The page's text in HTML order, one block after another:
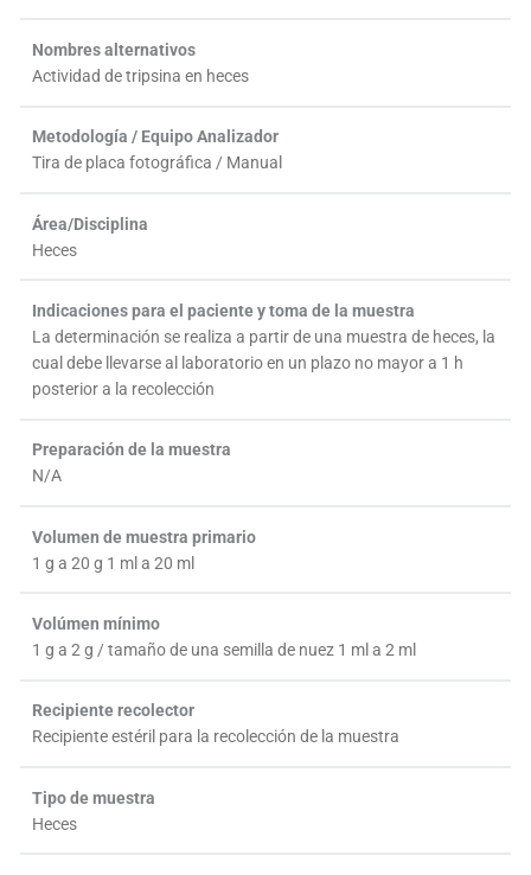
Nombres alternativos
Actividad de tripsina en heces
Metodología / Equipo Analizador
Tira de placa fotográfica / Manual
Área/Disciplina
Heces
Indicaciones para el paciente y toma de la muestra
La determinación se realiza a partir de una muestra de heces, la
cual debe llevarse al laboratorio en un plazo no mayor a 1 h
posterior a la recolección
Preparación de la muestra
N/A
Volumen de muestra primario
1 g a 20 g 1 ml a 20 ml
Volúmen mínimo
1 g a 2 g / tamaño de una semilla de nuez 1 ml a 2 ml
Recipiente recolector
Recipiente estéril para la recolección de la muestra
Tipo de muestra
Heces